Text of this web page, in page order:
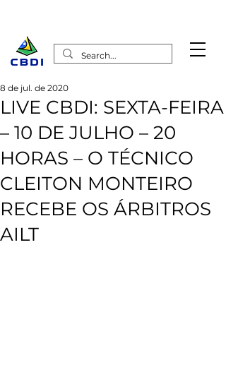
LIVE CBDI: SEXTA-FEIRA
– 10 DE JULHO – 20
HORAS – O TÉCNICO
CLEITON MONTEIRO
RECEBE OS ÁRBITROS
AILT
8 de jul. de 2020